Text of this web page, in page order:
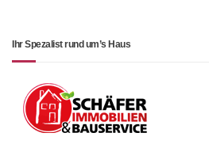
Ihr Spezalist rund um’s Haus